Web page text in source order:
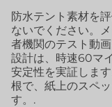
防水テント素材を
ないでください。
者機関のテスト動
設計は、時速60マ
安定性を実証しま
根で、紙上のスペ
す。.